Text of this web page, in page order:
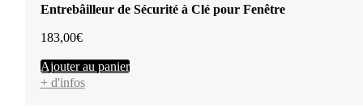
Entrebâilleur de Sécurité à Clé pour Fenêtre
183,00€
Ajouter au panier
+ d'infos